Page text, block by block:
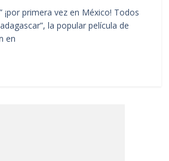
¡por primera vez en México! Todos
la popular película de
en